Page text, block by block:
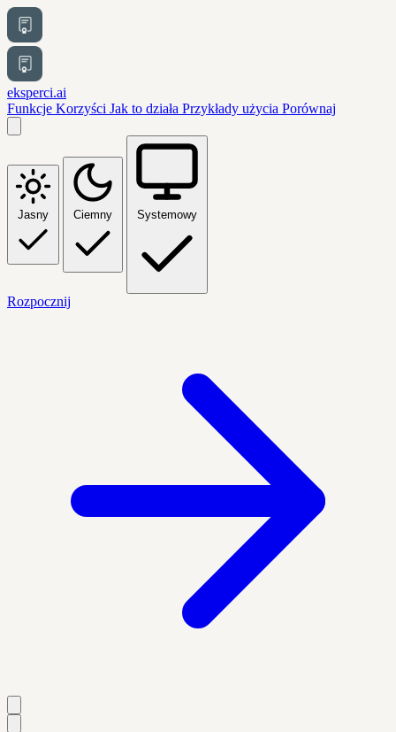
eksperci.ai
Funkcje Korzyści Jak to działa Przykłady użycia Porównaj
Jasny Ciemny Systemowy
Rozpocznij